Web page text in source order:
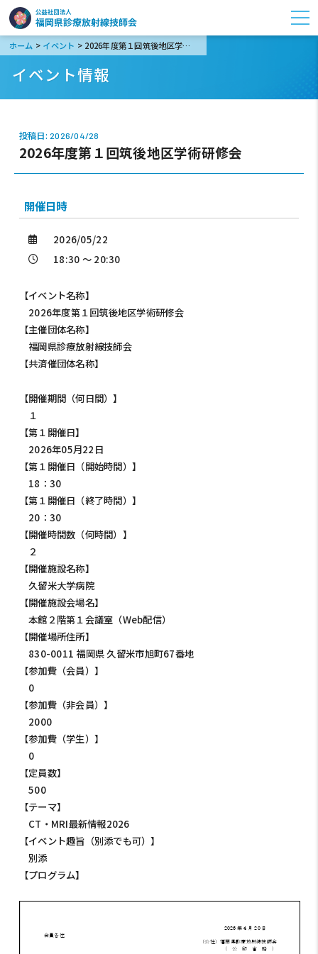
ホーム > イベント > 2026年度第１回筑後地区学術研修会
イベント情報
投稿日:2026/04/28
2026年度第１回筑後地区学術研修会
開催日時
2026/05/22
18:30 ～ 20:30
【イベント名称】
2026年度第１回筑後地区学術研修会
【主催団体名称】
福岡県診療放射線技師会
【共済催団体名称】
【開催期間（何日間）】
１
【第１開催日】
2026年05月22日
【第１開催日（開始時間）】
18：30
【第１開催日（終了時間）】
20：30
【開催時間数（何時間）】
２
【開催施設名称】
久留米大学病院
【開催施設会場名】
本館２階第１会議室（Web配信）
【開催場所住所】
830-0011 福岡県 久留米市旭町67番地
【参加費（会員）】
0
【参加費（非会員）】
2000
【参加費（学生）】
0
【定員数】
500
【テーマ】
CT・MRI最新情報2026
【イベント趣旨（別添でも可）】
別添
【プログラム】